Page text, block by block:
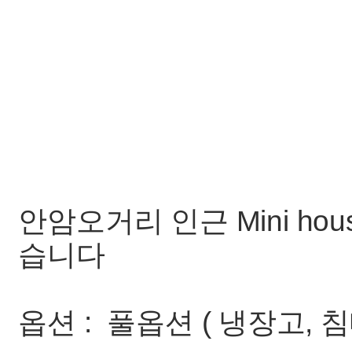
안암오거리 인근 Mini
습니다
옵션 : 풀옵션 ( 냉장고,